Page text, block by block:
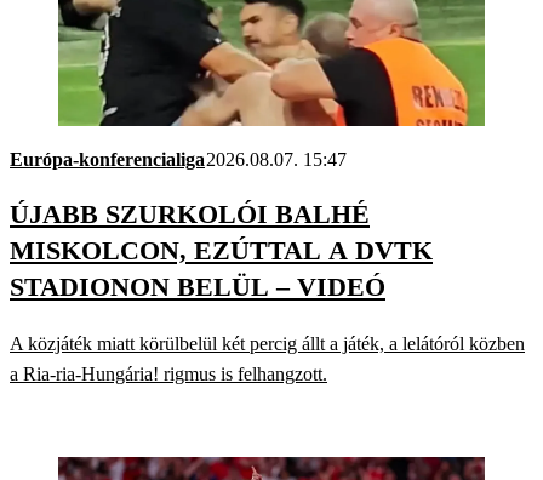
Európa-konferencialiga2026.08.07. 15:47
ÚJABB SZURKOLÓI BALHÉ
MISKOLCON, EZÚTTAL A DVTK
STADIONON BELÜL – VIDEÓ
A közjáték miatt körülbelül két percig állt a játék, a lelátóról közben
a Ria-ria-Hungária! rigmus is felhangzott.